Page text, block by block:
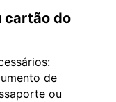
cartão do
de
ou